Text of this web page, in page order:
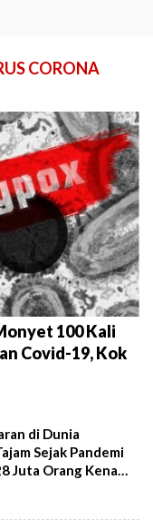
CORONA
100 Kali
Covid-19, Kok
di Dunia
Sejak Pandemi
Juta Orang Kena